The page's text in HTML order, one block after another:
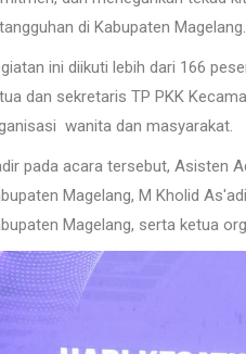
di Kabupaten Magelang.
ini diikuti lebih dari 166
dan sekretaris TP PKK
wanita dan masyarakat.
pada acara tersebut, Asisten
Magelang, M Kholid
Magelang, serta ketua